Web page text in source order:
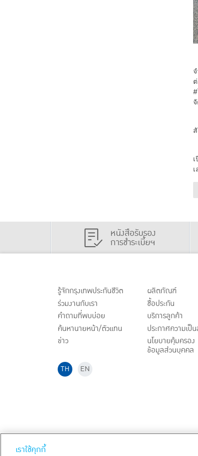
หนังสือรับรอง
การชำระเบี้ยฯ
รู้จักกรุงเทพประกันชีวิต
ร่วมงานกับเรา
คำถามที่พบบ่อย
ค้นหานายหน้า/ตัวแทน
ข่าว
ผลิตภัณฑ์
ชื้อประกัน
บริการลูกค้า
ประกาศความเป็
นโยบายคุ้มครอง
ข้อมูลส่วนบุคคล
TH EN
เราใช้คุกกี้